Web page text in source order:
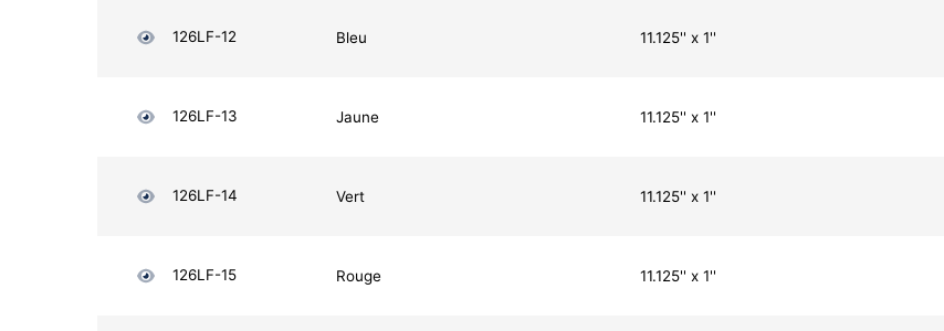
126LF-12 Bleu 11.125'' x 1''
126LF-13 Jaune 11.125'' x 1''
126LF-14 Vert 11.125'' x 1''
126LF-15 Rouge 11.125'' x 1''